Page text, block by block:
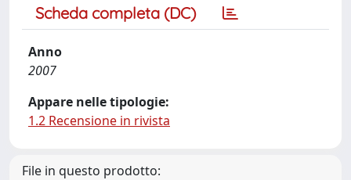
Scheda completa (DC)
Anno
2007
Appare nelle tipologie:
1.2 Recensione in rivista
File in questo prodotto: